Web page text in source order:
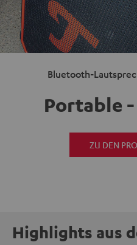
Bluetooth-
Portable
ZU DEN
Highlights aus